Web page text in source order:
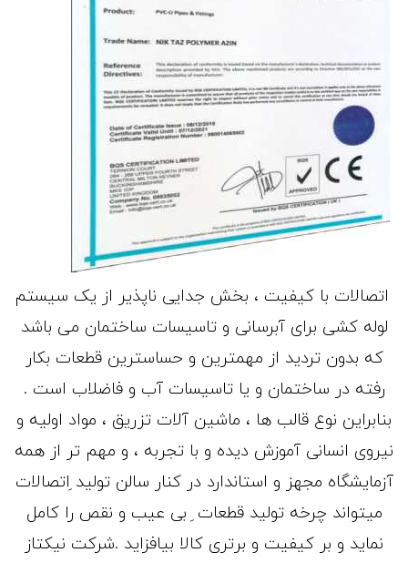
اتصالات با کیفیت ، بخش جدایی ناپذیر از یک سیستم
لوله کشی برای آبرسانی و تاسیسات ساختمان می باشد
که بدون تردید از مهمترین و حساسترین قطعات بکار
رفته در ساختمان و یا تاسیسات آب و فاضلاب است .
بنابراین نوع قالب ها ، ماشین آلات تزریق ، مواد اولیه و
نیروی انسانی آموزش دیده و با تجربه ، و مهم تر از همه
آزمایشگاه مجهز و استاندارد در کنار سالن تولید ِاتصالات
میتواند چرخه تولید قطعات ِ بی عیب و نقص را کامل
نماید و بر کیفیت و برتری کالا بیافزاید .شرکت نیکتاز